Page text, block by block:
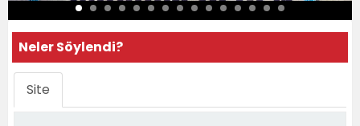
Neler Söylendi?
Site